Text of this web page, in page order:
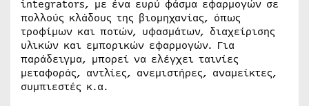
integrators, με ένα ευρύ φάσμα εφαρμογών σε
πολλούς κλάδους της βιομηχανίας, όπως
τροφίμων και ποτών, υφασμάτων, διαχείρισης
υλικών και εμπορικών εφαρμογών. Για
παράδειγμα, μπορεί να ελέγχει ταινίες
μεταφοράς, αντλίες, ανεμιστήρες, αναμείκτες,
συμπιεστές κ.α.